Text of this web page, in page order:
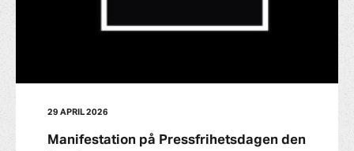
29 APRIL 2026
Manifestation på Pressfrihetsdagen den